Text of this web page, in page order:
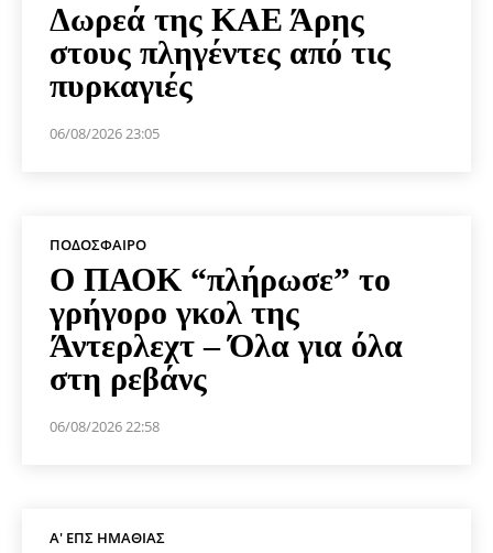
Δωρεά της ΚΑΕ Άρης
στους πληγέντες από τις
πυρκαγιές
06/08/2026 23:05
ΠΟΔΌΣΦΑΙΡΟ
Ο ΠΑΟΚ “πλήρωσε” το
γρήγορο γκολ της
Άντερλεχτ – Όλα για όλα
στη ρεβάνς
06/08/2026 22:58
Α' ΕΠΣ ΗΜΑΘΊΑΣ